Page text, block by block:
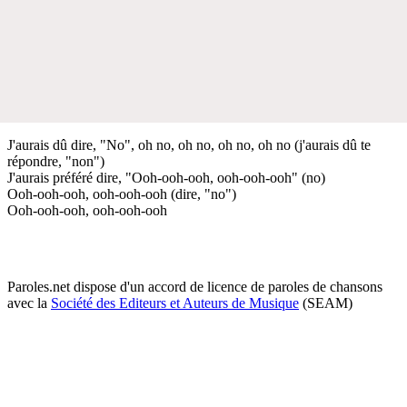
J'aurais dû dire, "No", oh no, oh no, oh no, oh no (j'aurais dû te
répondre, "non")
J'aurais préféré dire, "Ooh-ooh-ooh, ooh-ooh-ooh" (no)
Ooh-ooh-ooh, ooh-ooh-ooh (dire, "no")
Ooh-ooh-ooh, ooh-ooh-ooh
Paroles.net dispose d'un accord de licence de paroles de chansons
avec la Société des Editeurs et Auteurs de Musique (SEAM)